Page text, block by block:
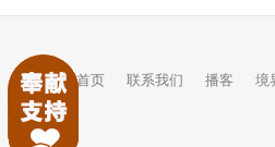
首页 联系我们 播客 境